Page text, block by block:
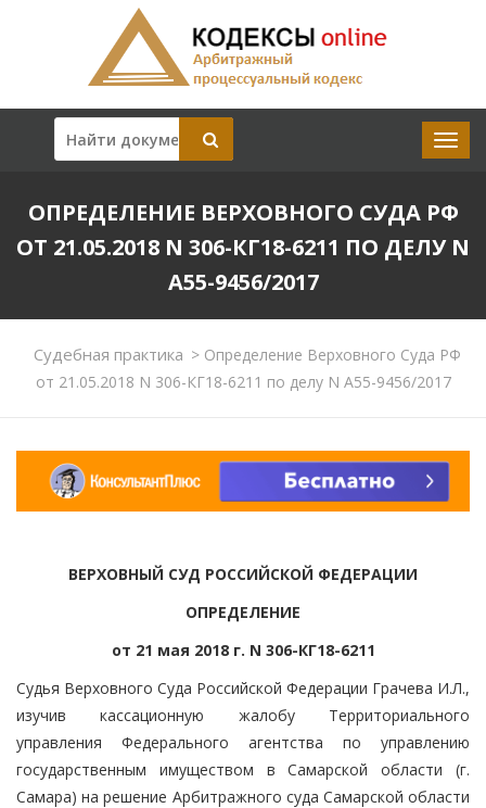
ОПРЕДЕЛЕНИЕ ВЕРХОВНОГО СУДА РФ
ОТ 21.05.2018 N 306-КГ18-6211 ПО ДЕЛУ N
А55-9456/2017
Судебная практика >Определение Верховного Суда РФ
от 21.05.2018 N 306-КГ18-6211 по делу N А55-9456/2017
ВЕРХОВНЫЙ СУД РОССИЙСКОЙ ФЕДЕРАЦИИ
ОПРЕДЕЛЕНИЕ
от 21 мая 2018 г. N 306-КГ18-6211
Судья Верховного Суда Российской Федерации Грачева И.Л.,
изучив кассационную жалобу Территориального
управления Федерального агентства по управлению
государственным имуществом в Самарской области (г.
Самара) на решение Арбитражного суда Самарской области